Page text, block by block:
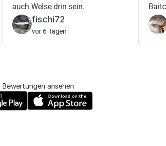
auch Welse drin sein.
fischi72
vor 6 Tagen
Bewertungen ansehen